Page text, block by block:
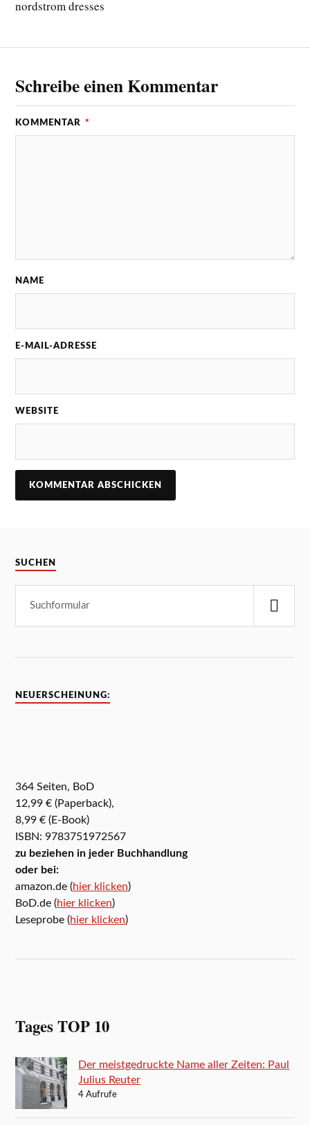
nordstrom dresses
Schreibe einen Kommentar
KOMMENTAR *
NAME
E-MAIL-ADRESSE
WEBSITE
SUCHEN
NEUERSCHEINUNG:
364 Seiten, BoD
12,99 € (Paperback),
8,99 € (E-Book)
ISBN: 9783751972567
zu beziehen in jeder Buchhandlung
oder bei:
amazon.de (hier klicken)
BoD.de (hier klicken)
Leseprobe (hier klicken)
Tages TOP 10
Der meistgedruckte Name aller Zeiten: Paul
Julius Reuter
4 Aufrufe